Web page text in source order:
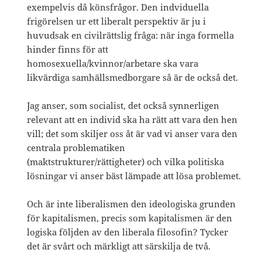
exempelvis då könsfrågor. Den indviduella
frigörelsen ur ett liberalt perspektiv är ju i
huvudsak en civilrättslig fråga: när inga formella
hinder finns för att
homosexuella/kvinnor/arbetare ska vara
likvärdiga samhällsmedborgare så är de också det.
Jag anser, som socialist, det också synnerligen
relevant att en individ ska ha rätt att vara den hen
vill; det som skiljer oss åt är vad vi anser vara den
centrala problematiken
(maktstrukturer/rättigheter) och vilka politiska
lösningar vi anser bäst lämpade att lösa problemet.
Och är inte liberalismen den ideologiska grunden
för kapitalismen, precis som kapitalismen är den
logiska följden av den liberala filosofin? Tycker
det är svårt och märkligt att särskilja de två.